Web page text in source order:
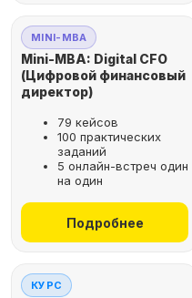
MINI-MBA
Mini-MBA: Digital CFO
(Цифровой финансовый
директор)
79 кейсов
100 практических
заданий
5 онлайн-встреч один
на один
Подробнее
КУРС